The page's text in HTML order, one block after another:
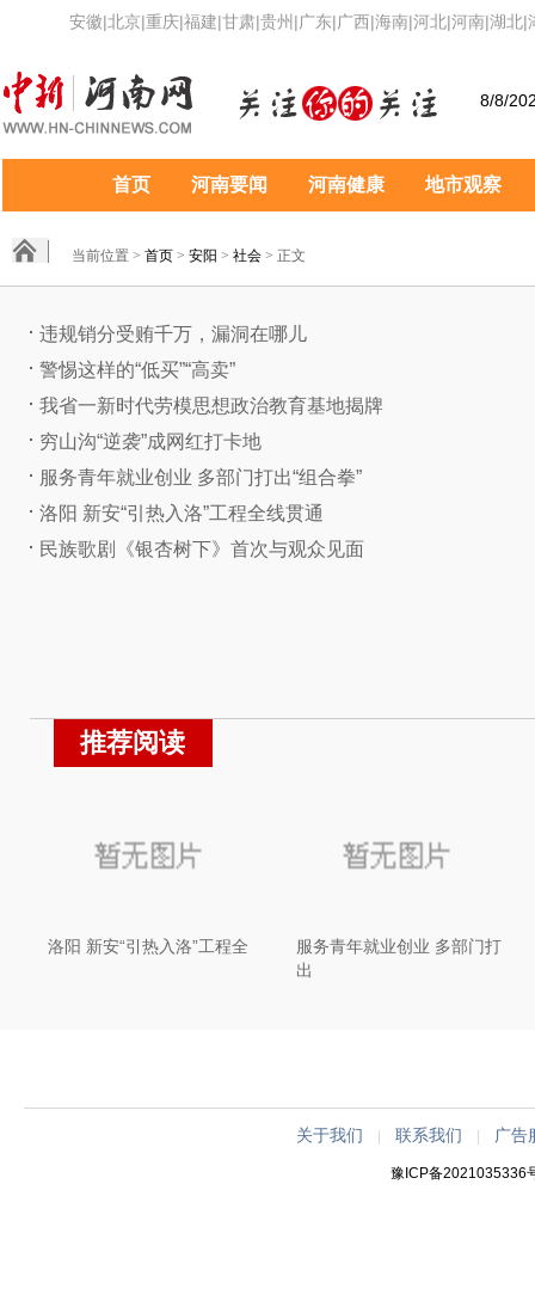
安徽|北京|重庆|福建|甘肃|贵州 |广东|广西|海南|河北|河南|湖北|
8/8/
首页 河南要闻 河南健康 地市观察
当前位置 > 首页 > 安阳 > 社会 > 正文
违规销分受贿千万，漏洞在哪儿
警惕这样的“低买”“高卖”
我省一新时代劳模思想政治教育基地揭牌
穷山沟“逆袭”成网红打卡地
服务青年就业创业 多部门打出“组合拳”
洛阳 新安“引热入洛”工程全线贯通
民族歌剧《银杏树下》首次与观众见面
推荐阅读
洛阳 新安“引热入洛”工程全
服务青年就业创业 多部门打
出
关于我们 |联系我们 广告
豫ICP备2021035336